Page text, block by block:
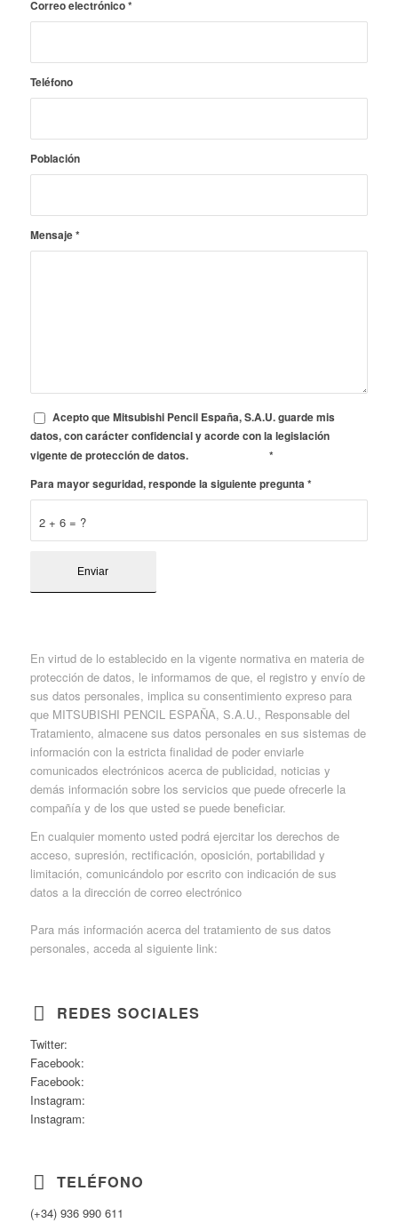
Correo electrónico*
Teléfono
Población
Mensaje*
Acepto que Mitsubishi Pencil España, S.A.U. guarde mis
datos, con carácter confidencial y acorde con la legislación
vigente de protección de datos.
*
2 + 6 = ?
Para mayor seguridad, responde la siguiente pregunta *
En virtud de lo establecido en la vigente normativa en materia de
protección de datos, le informamos de que, el registro y envío de
sus datos personales, implica su consentimiento expreso para
que MITSUBISHI PENCIL ESPAÑA, S.A.U., Responsable del
Tratamiento, almacene sus datos personales en sus sistemas de
información con la estricta finalidad de poder enviarle
comunicados electrónicos acerca de publicidad, noticias y
demás información sobre los servicios que puede ofrecerle la
compañía y de los que usted se puede beneficiar.
En cualquier momento usted podrá ejercitar los derechos de
acceso, supresión, rectificación, oposición, portabilidad y
limitación, comunicándolo por escrito con indicación de sus
datos a la dirección de correo electrónico
Para más información acerca del tratamiento de sus datos
personales, acceda al siguiente link:
REDES SOCIALES
Twitter:
Facebook:
Facebook:
Instagram:
Instagram:
TELÉFONO
(+34) 936 990 611